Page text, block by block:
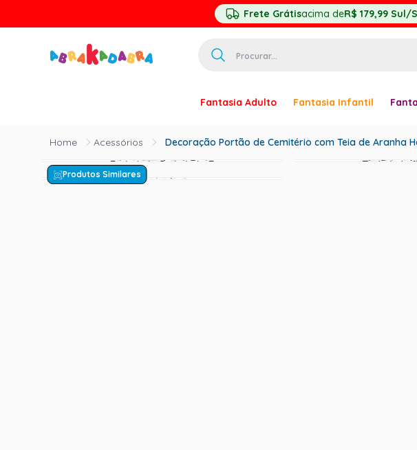
Frete Grátisacima deR$ 179,99 Sul/
Fantasia Adulto Fantasia Infantil
Acessórios Decoração Portão de Cemitério com Teia de Aranha
Produtos Similares
princesa